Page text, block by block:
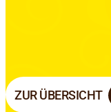
ZUR ÜBERSICHT